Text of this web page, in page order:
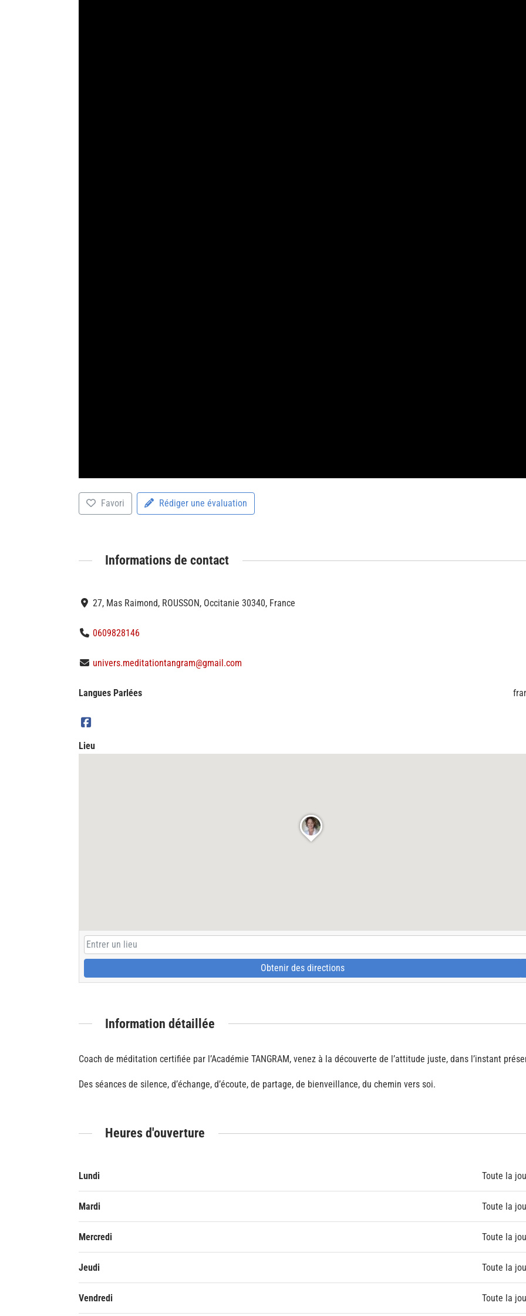
Favori Rédiger une évaluation
Informations de contact
27, Mas Raimond, ROUSSON, Occitanie 30340, France
0609828146
univers.meditationtangram@gmail.com
Langues Parlées
Lieu
Obtenir des directions
Information détaillée
Coach de méditation certifiée par l’Académie TANGRAM, venez à la découverte de l’attitude juste, dans l’instant
Des séances de silence, d’échange, d’écoute, de partage, de bienveillance, du chemin vers soi.
Heures d'ouverture
Lundi Toute la
Mardi Toute la
Mercredi Toute la
Jeudi Toute la
Vendredi Toute la